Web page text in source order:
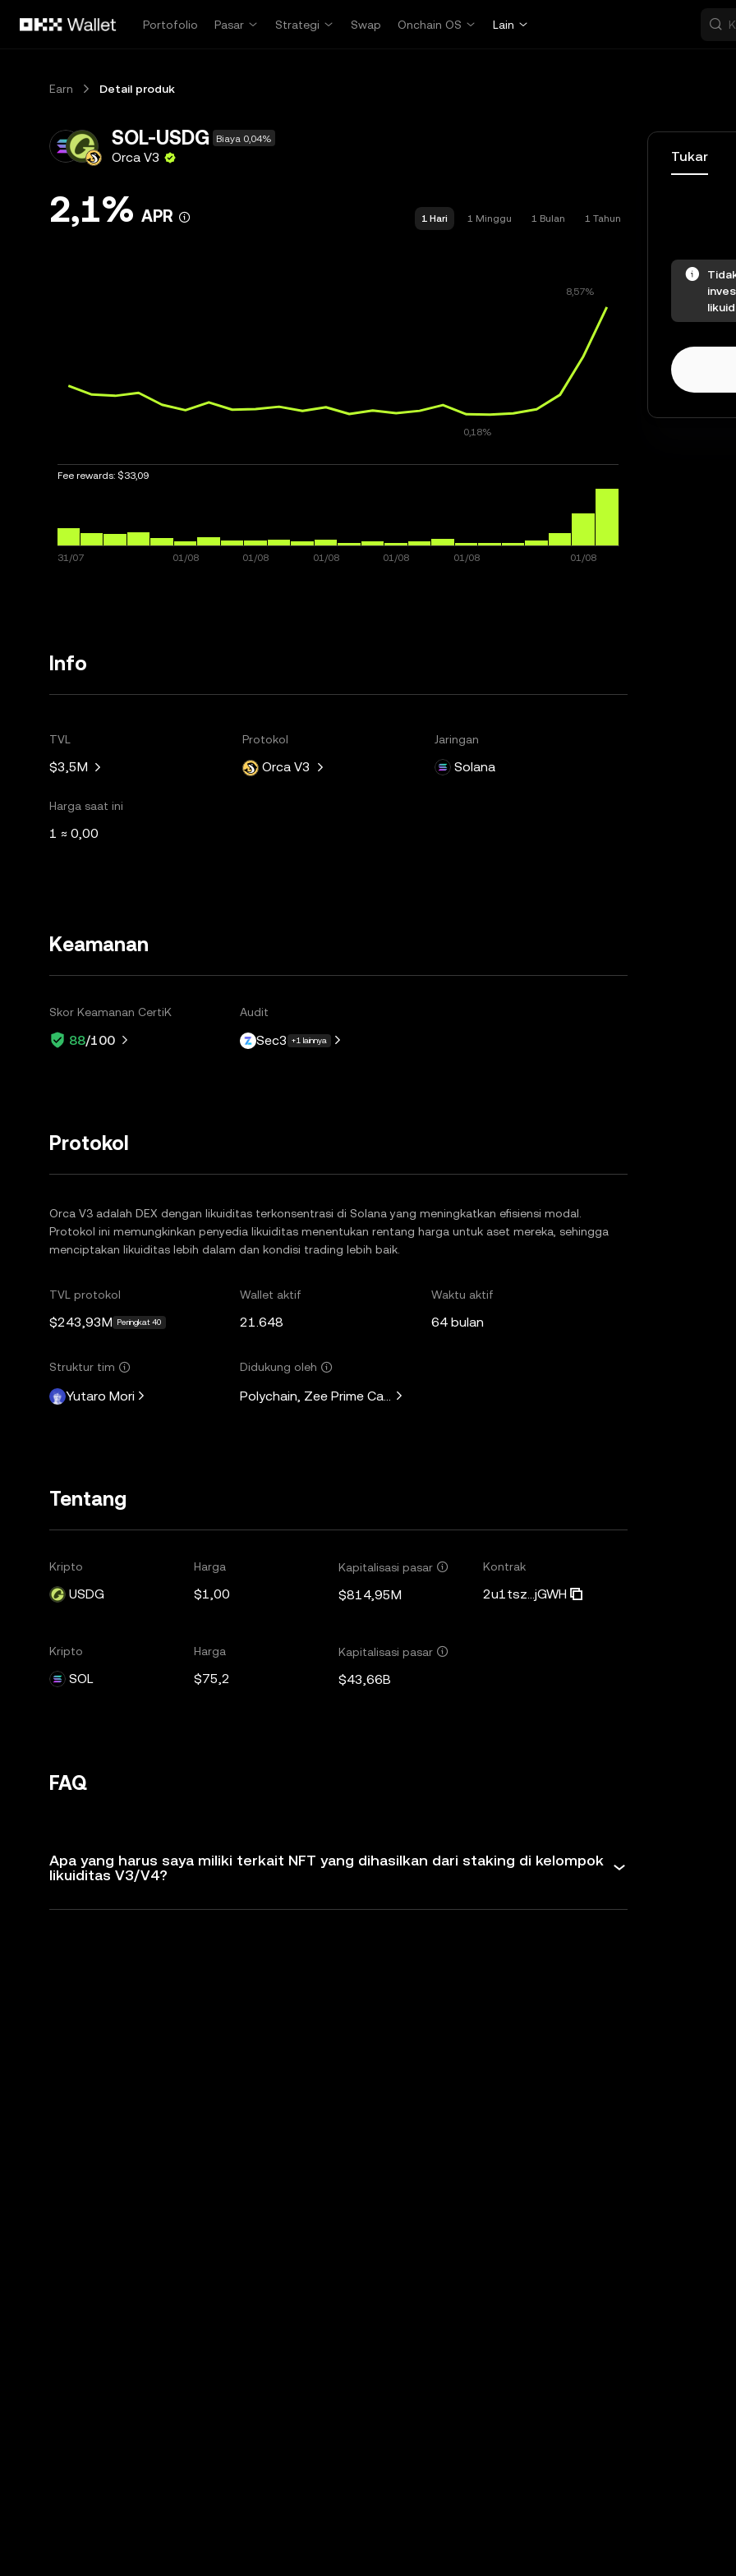
Portofolio
Pasar Strategi Swap Onchain OS Lain
Earn Detail produk
SOL-USDG Biaya 0,04%
Orca V3
2,1% APR 1 Hari 1 Minggu 1 Bulan 1 Tahun
Fee rewards: $33,09
Info
TVL
$3,5M
Protokol
Orca V3
Jaringan
Solana
Harga saat ini
1 ≈ 0,00
Keamanan
Skor Keamanan CertiK
88/100
Audit
Sec3 +1 lainnya
Protokol
Orca V3 adalah DEX dengan likuiditas terkonsentrasi di Solana yang meningkatkan efisiensi modal.
Protokol ini memungkinkan penyedia likuiditas menentukan rentang harga untuk aset mereka, sehingga
menciptakan likuiditas lebih dalam dan kondisi trading lebih baik.
TVL protokol
$243,93M Peringkat 40
Wallet aktif
21.648
Waktu aktif
64 bulan
Struktur tim
Yutaro Mori
Didukung oleh
Polychain, Zee Prime Capital, Solana Ventures, Placeholder, Ryze Labs,
Tentang
Kripto
USDG
Harga
$1,00
Kapitalisasi pasar
$814,95M
Kontrak
2u1tsz...jGWH
Kripto
SOL
Harga
$75,2
Kapitalisasi pasar
$43,66B
FAQ
Apa yang harus saya miliki terkait NFT yang dihasilkan dari staking di kelompok
likuiditas V3/V4?
Tukar